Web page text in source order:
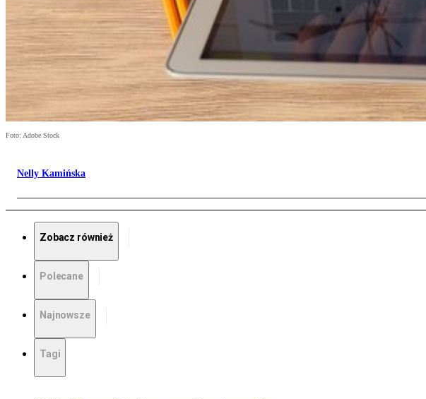
Foto: Adobe Stock
Nelly Kamińska
Zobacz również
Polecane
Najnowsze
Tagi